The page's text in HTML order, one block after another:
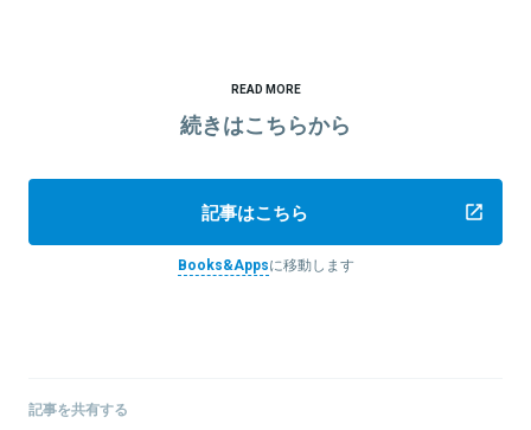
READ MORE
続きはこちらから
記事はこちら
Books&Appsに移動します
記事を共有する